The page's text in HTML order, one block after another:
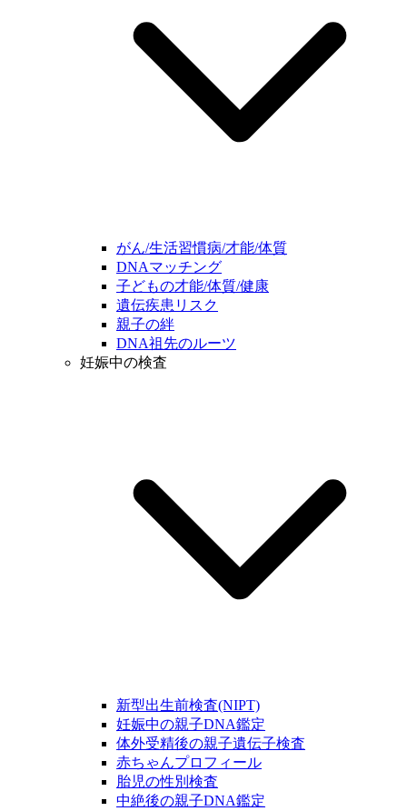
がん/生活習慣病/才能/体質
DNAマッチング
子どもの才能/体質/健康
遺伝疾患リスク
親子の絆
DNA祖先のルーツ
妊娠中の検査
新型出生前検査(NIPT)
妊娠中の親子DNA鑑定
体外受精後の親子遺伝子検査
赤ちゃんプロフィール
胎児の性別検査
中絶後の親子DNA鑑定